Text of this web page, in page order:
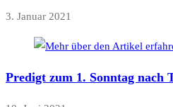
3. Januar 2021
Predigt zum 1. Sonntag nach